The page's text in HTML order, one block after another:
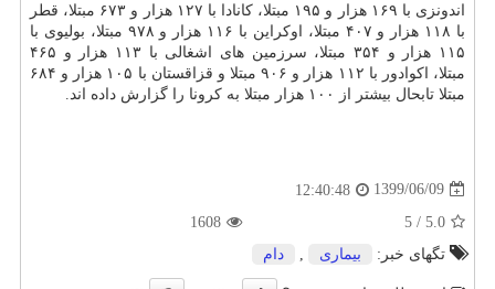
اندونزی با ۱۶۹ هزار و ۱۹۵ مبتلا، کانادا با ۱۲۷ هزار و ۶۷۳ مبتلا، قطر
با ۱۱۸ هزار و ۴۰۷ مبتلا، اوکراین با ۱۱۶ هزار و ۹۷۸ مبتلا، بولیوی با
۱۱۵ هزار و ۳۵۴ مبتلا، سرزمین های اشغالی با ۱۱۳ هزار و ۴۶۵
مبتلا، اکوادور با ۱۱۲ هزار و ۹۰۶ مبتلا و قزاقستان با ۱۰۵ هزار و ۶۸۴
مبتلا تابحال بیشتر از ۱۰۰ هزار مبتلا به کرونا را گزارش داده اند.
1399/06/09
12:40:48
5.0
/
5
1608
تگهای خبر:
بیماری دام